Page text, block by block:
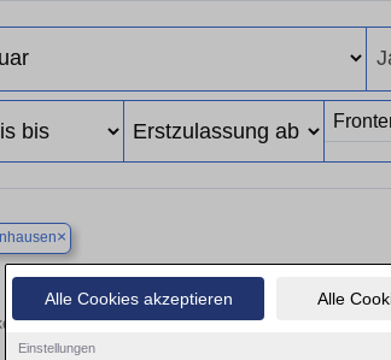
Alle Cookies akzeptieren Alle
Einstellungen
×
Finden Sie in Frontenhausen Ihren
Sie in Frontenhausen gebrauchte Jaguar Fahrzeuge.
in